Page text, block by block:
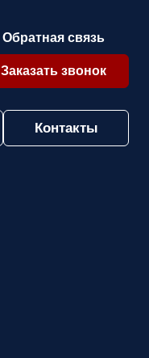
Обратная связь
Заказать звонок
Контакты